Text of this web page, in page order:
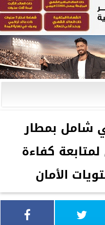
شامل بمطار
كفاءة
الأمان